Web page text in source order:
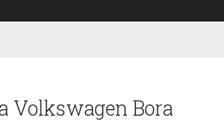
Volkswagen Bora